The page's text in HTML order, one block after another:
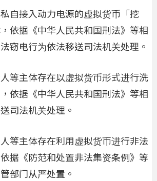
自接入动力电源的虚拟货币「挖
依据《中华人民共和国刑法》等相
窃电行为依法移送司法机关处理。
等主体存在以虚拟货币形式进行洗
依据《中华人民共和国刑法》等相
司法机关处理。
等主体存在利用虚拟货币进行非法
据《防范和处置非法集资条例》等
部门从严处置。